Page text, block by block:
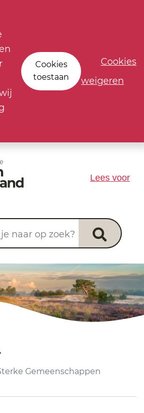
Cookies
toestaan
Cookies
weigeren
op zoek?
Lees voor
Gemeenschappen